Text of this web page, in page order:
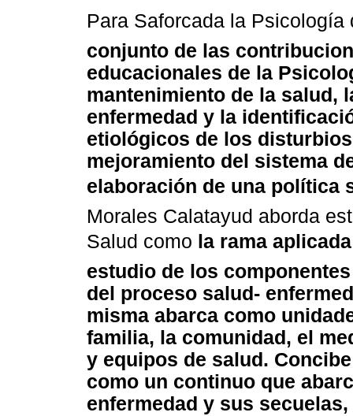
Para Saforcada la Psicología
conjunto de las
educacionales de la
mantenimiento de la salud,
enfermedad y la
etiológicos de los
mejoramiento del sistema
elaboración de una política
Morales Calatayud aborda
Salud como la rama
estudio de los
del proceso salud-
misma abarca como
familia, la comunidad, el
y equipos de salud.
como un continuo que
enfermedad y sus